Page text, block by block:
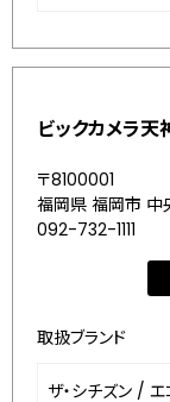
ビックカメラ
〒8100001
福岡県 福岡市
092-732-1111
取扱ブランド
ザ・シチズン / エ